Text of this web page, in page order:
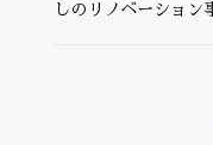
しのリノベーション